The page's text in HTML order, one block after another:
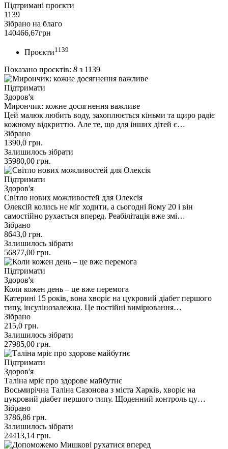
Підтримані проєкти
1139
Зібрано на благо
140466,67грн
Проєкти1139
Показано проєктів: 8 з 1139
Підтримати
Здоров'я
Мирончик: кожне досягнення важливе
Цей малюк любить воду, захоплюється кіньми та щиро радіє
кожному відкриттю. Але те, що для інших дітей є…
Зібрано
1390,0 грн.
Залишилось зібрати
35980,00 грн.
Підтримати
Здоров'я
Світло нових можливостей для Олексія
Олексій колись не міг ходити, а сьогодні йому 20 і він
самостійно рухається вперед. Реабілітація вже змі…
Зібрано
8643,0 грн.
Залишилось зібрати
56877,00 грн.
Підтримати
Здоров'я
Коли кожен день – це вже перемога
Катерині 15 років, вона хворіє на цукровий діабет першого
типу, інсулінозалежна. Це постійні вимірювання…
Зібрано
215,0 грн.
Залишилось зібрати
27985,00 грн.
Підтримати
Здоров'я
Таліна мріє про здорове майбутнє
Восьмирічна Таліна Сазонова з міста Харків, хворіє на
цукровий діабет першого типу. Щоденний контроль цу…
Зібрано
3786,86 грн.
Залишилось зібрати
24413,14 грн.